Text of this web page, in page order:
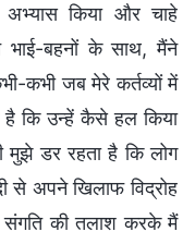
अभ्यास किया और चाहे
बहनों के साथ, मैंने
कभी जब मेरे कर्तव्यों में
है कि उन्हें कैसे हल किया
मुझे डर रहता है कि लोग
से अपने खिलाफ विद्रोह
की तलाश करके मैं